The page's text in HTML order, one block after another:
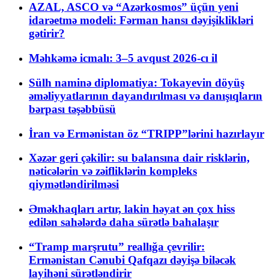
AZAL, ASCO və “Azərkosmos” üçün yeni
idarəetmə modeli: Fərman hansı dəyişiklikləri
gətirir?
Məhkəmə icmalı: 3–5 avqust 2026-cı il
Sülh naminə diplomatiya: Tokayevin döyüş
əməliyyatlarının dayandırılması və danışıqların
bərpası təşəbbüsü
İran və Ermənistan öz “TRIPP”lərini hazırlayır
Xəzər geri çəkilir: su balansına dair risklərin,
nəticələrin və zəifliklərin kompleks
qiymətləndirilməsi
Əməkhaqları artır, lakin həyat ən çox hiss
edilən sahələrdə daha sürətlə bahalaşır
“Tramp marşrutu” reallığa çevrilir:
Ermənistan Cənubi Qafqazı dəyişə biləcək
layihəni sürətləndirir